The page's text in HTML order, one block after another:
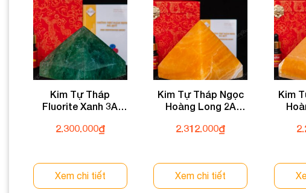
Kim Tự Tháp
Fluorite Xanh 3A
1,48
2.300.000₫
Xem chi tiết
Kim Tự Tháp Ngọc
Hoàng Long 2A
2,48
2.312.000₫
Xem chi tiết
Kim